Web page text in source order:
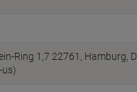
Ring 1,7 22761, Hamburg,